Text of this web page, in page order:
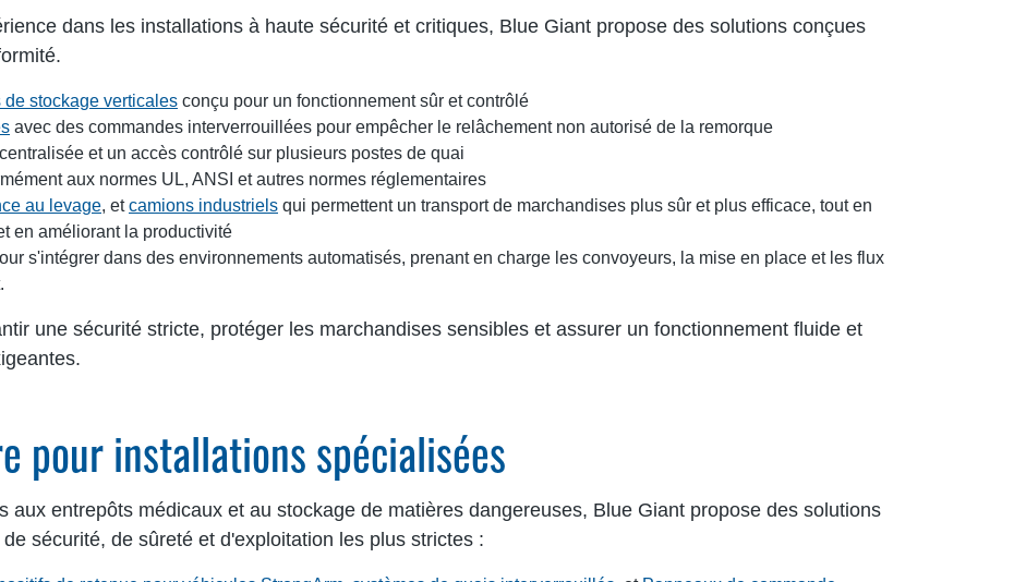
dans les installations à haute sécurité et critiques, Blue Giant propose des solutions conçues
de stockage verticales conçu pour un fonctionnement sûr et contrôlé
avec des commandes interverrouillées pour empêcher le relâchement non autorisé de la remorque
et un accès contrôlé sur plusieurs postes de quai
aux normes UL, ANSI et autres normes réglementaires
au levage, etcamions industriels qui permettent un transport de marchandises plus sûr et plus efficace, tout en
en améliorant la productivité
s'intégrer dans des environnements automatisés, prenant en charge les convoyeurs, la mise en place et les flux
une sécurité stricte, protéger les marchandises sensibles et assurer un fonctionnement fluide et
pour installations spécialisées
aux entrepôts médicaux et au stockage de matières dangereuses, Blue Giant propose des solutions
sécurité, de sûreté et d'exploitation les plus strictes :